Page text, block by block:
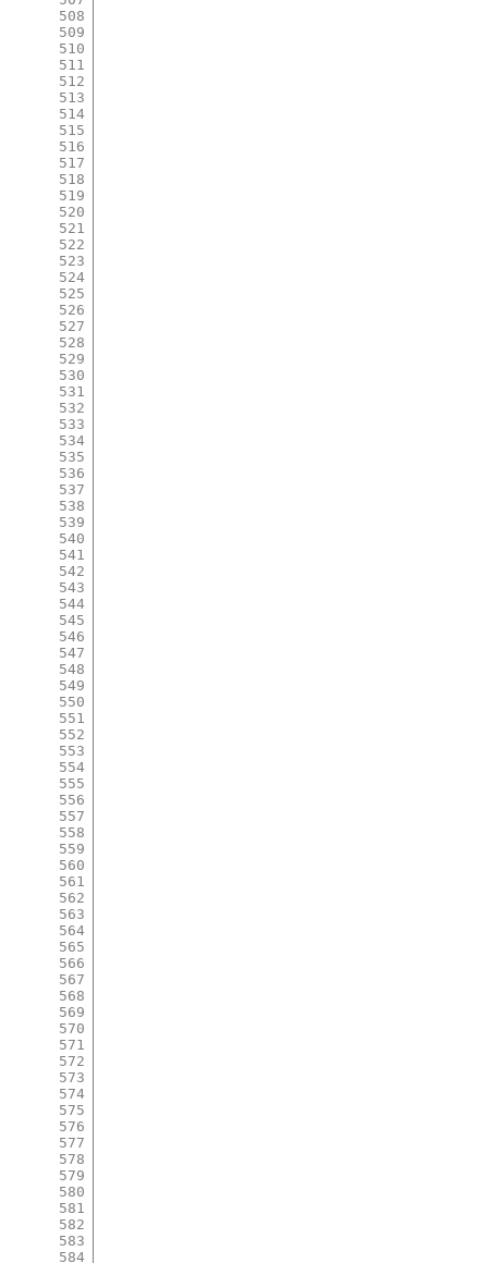
508
509
510
511
512
513
514
515
516
517
518
519
520
521
522
523
524
525
526
527
528
529
530
531
532
533
534
535
536
537
538
539
540
541
542
543
544
545
546
547
548
549
550
551
552
553
554
555
556
557
558
559
560
561
562
563
564
565
566
567
568
569
570
571
572
573
574
575
576
577
578
579
580
581
582
583
584